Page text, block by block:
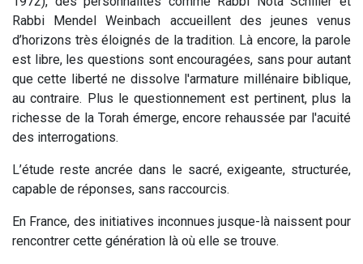
Rabbi Mendel Weinbach accueillent des jeunes venus
d’horizons très éloignés de la tradition. Là encore, la parole
est libre, les questions sont encouragées, sans pour autant
que cette liberté ne dissolve l'armature millénaire biblique,
au contraire. Plus le questionnement est pertinent, plus la
richesse de la Torah émerge, encore rehaussée par l'acuité
des interrogations.
L’étude reste ancrée dans le sacré, exigeante, structurée,
capable de réponses, sans raccourcis.
En France, des initiatives inconnues jusque-là naissent pour
rencontrer cette génération là où elle se trouve.